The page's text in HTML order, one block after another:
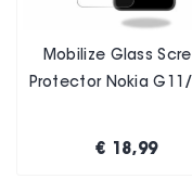
Mobilize Glass
Protector Nokia G11/
€ 18,99